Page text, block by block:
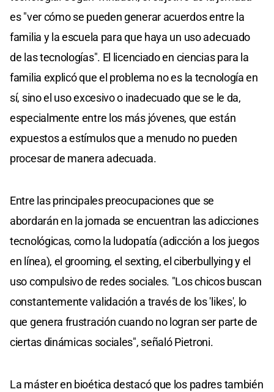
es "ver cómo se pueden generar acuerdos entre la
familia y la escuela para que haya un uso adecuado
de las tecnologías". El licenciado en ciencias para la
familia explicó que el problema no es la tecnología en
sí, sino el uso excesivo o inadecuado que se le da,
especialmente entre los más jóvenes, que están
expuestos a estímulos que a menudo no pueden
procesar de manera adecuada.
Entre las principales preocupaciones que se
abordarán en la jornada se encuentran las adicciones
tecnológicas, como la ludopatía (adicción a los juegos
en línea), el grooming, el sexting, el ciberbullying y el
uso compulsivo de redes sociales. "Los chicos buscan
constantemente validación a través de los 'likes', lo
que genera frustración cuando no logran ser parte de
ciertas dinámicas sociales", señaló Pietroni.
La máster en bioética destacó que los padres también